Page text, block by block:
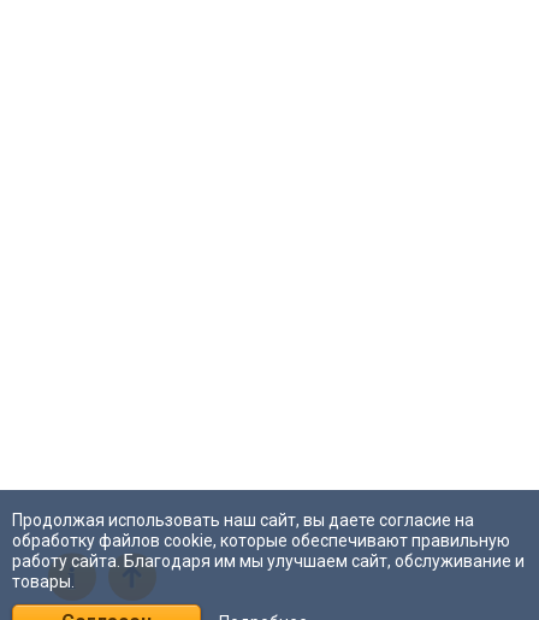
Продолжая использовать наш сайт, вы даете согласие на
обработку файлов cookie, которые обеспечивают правильную
работу сайта. Благодаря им мы улучшаем сайт, обслуживание и
товары.i